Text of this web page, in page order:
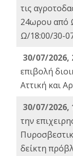
τις
24ωρου από
Ω/18:00/30-
30/07/2026,
επιβολή
Αττική και
30/07/2026,
την
δείκτη